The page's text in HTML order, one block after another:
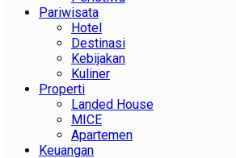
Pariwisata
Hotel
Destinasi
Kebijakan
Kuliner
Properti
Landed House
MICE
Apartemen
Keuangan